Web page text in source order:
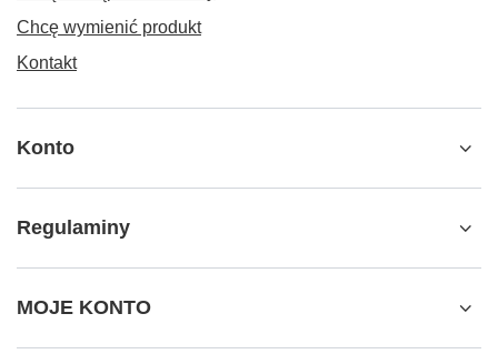
Chcę wymienić produkt
Kontakt
Konto
Regulaminy
MOJE KONTO